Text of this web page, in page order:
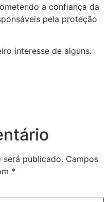
a confiança da
pela proteção
interesse de alguns.
será publicado. Campos
*